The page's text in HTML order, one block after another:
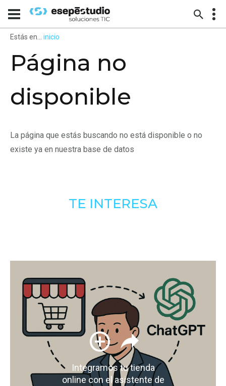
Estás en... inicio
Página no
disponible
La página que estás buscando no está disponible o no
existe ya en nuestra base de datos
TE INTERESA
Integramos tu tienda
online con el asistente de